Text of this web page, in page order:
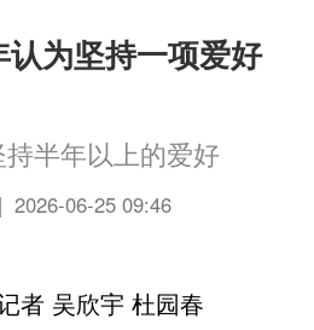
为坚持一项爱好
半年以上的爱好
06-25 09:46
者 吴欣宇 杜园春